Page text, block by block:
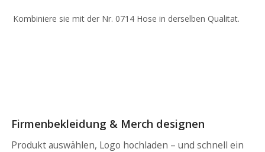
Kombiniere sie mit der Nr. 0714 Hose in derselben Qualitat.
Firmenbekleidung & Merch designen
Produkt auswählen, Logo hochladen – und schnell ein